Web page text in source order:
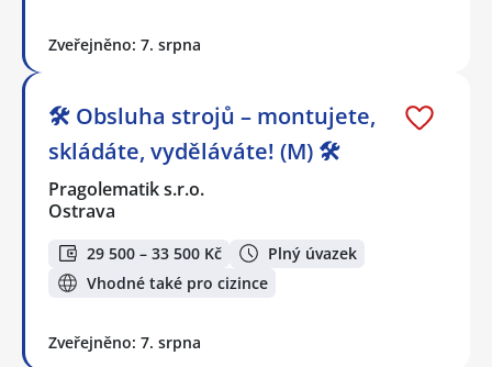
Zveřejněno: 7. srpna
🛠️ Obsluha strojů – montujete,
skládáte, vyděláváte! (M) 🛠️
Pragolematik s.r.o.
Ostrava
29 500 – 33 500 Kč
Plný úvazek
Vhodné také pro cizince
Zveřejněno: 7. srpna